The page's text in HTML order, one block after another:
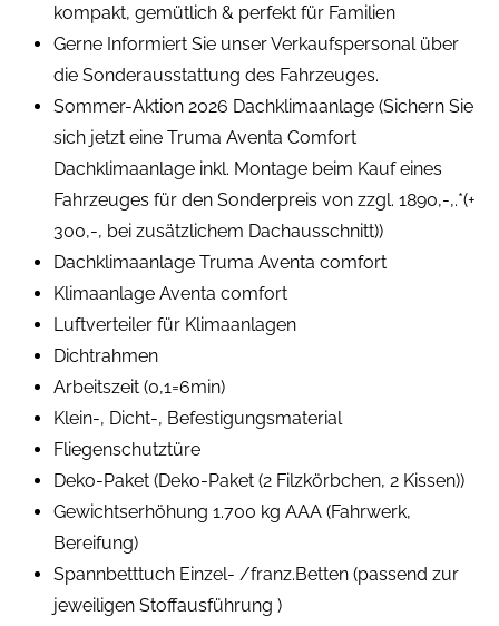
kompakt, gemütlich & perfekt für Familien
Gerne Informiert Sie unser Verkaufspersonal über
die Sonderausstattung des Fahrzeuges.
Sommer-Aktion 2026 Dachklimaanlage (Sichern Sie
sich jetzt eine Truma Aventa Comfort
Dachklimaanlage inkl. Montage beim Kauf eines
Fahrzeuges für den Sonderpreis von zzgl. 1890,-,.*(+
300,-, bei zusätzlichem Dachausschnitt))
Dachklimaanlage Truma Aventa comfort
Klimaanlage Aventa comfort
Luftverteiler für Klimaanlagen
Dichtrahmen
Arbeitszeit (0,1=6min)
Klein-, Dicht-, Befestigungsmaterial
Fliegenschutztüre
Deko-Paket (Deko-Paket (2 Filzkörbchen, 2 Kissen))
Gewichtserhöhung 1.700 kg AAA (Fahrwerk,
Bereifung)
Spannbetttuch Einzel- /franz.Betten (passend zur
jeweiligen Stoffausführung )